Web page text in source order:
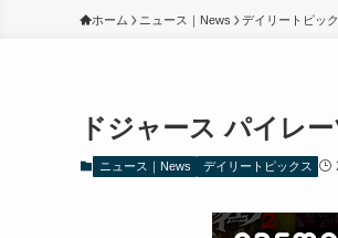
ホーム ニュース｜News デイリートピッ
ドジャース パイレ
ニュース｜News デイリートピックス